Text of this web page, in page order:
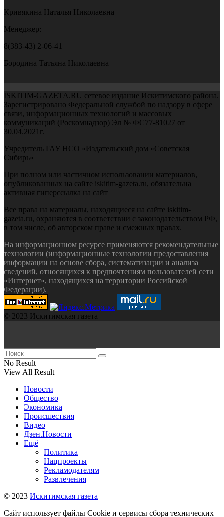
Кривякина Наталья Николаевна
Менеджер:
8(383-43) 2-06-41
Бородина Татьяна Николаевна
ISKITIM-GAZETA.RU сетевое издание Искитимского района.
Зарегистрировано Федеральной службой по надзору в сфере
связи, информационных технологий и массовых
коммуникаций (Роскомнадзор) Эл № ФС77-81027 от
30.04.2021г.
Учредитель ГАУ НСО «Издательский дом «Советская
Сибирь»
При полном или частичном использовании материалов,
опубликованных на сайте iskitim-gazeta.ru, обязательна
активная гиперссылка на сайт
Все права на материалы, находящиеся на сайте iskitim-
gazeta.ru, охраняются в соответствии с законодательством РФ,
в том числе, об авторском праве и смежных правах.
На информационном ресурсе применяются рекомендательные
технологии (информационные технологии предоставления
информации на основе сбора, систематизации и анализа
сведений, относящихся к предпочтениям пользователей сети
«Интернет», находящихся на территории Российской
Федерации).
© 2023 Искитимская газета
No Result
View All Result
Новости
Общество
Экономика
Происшествия
Видео
Дзен.Новости
Ещё
Политика
Нацпроекты
Рекламодателям
Развлечения
© 2023 Искитимская газета
Сайт использует файлы Cookie и сервисы сбора технических